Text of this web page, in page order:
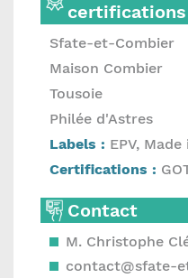
certifications
Sfate-et-Combier
Maison Combier
Tousoie
Philée d'Astres
Labels : EPV,
Certifications :
Contact
M. Christophe
contact@sfate-